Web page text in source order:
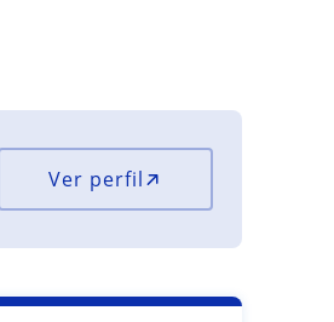
Ver perfil